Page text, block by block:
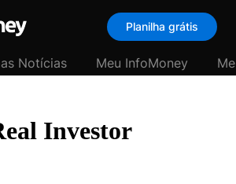
Planilha grátis
Notícias Meu InfoMoney
Investor